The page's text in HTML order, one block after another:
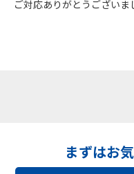
ご対応ありがとうございま
まずはお